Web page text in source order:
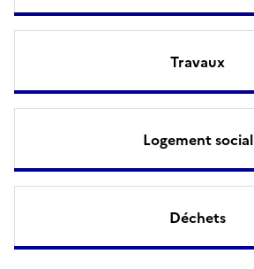
Travaux
Logement social
Déchets